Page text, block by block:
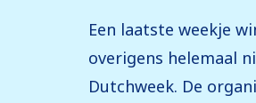
Een laatste weekje
overigens helemaal
Dutchweek. De